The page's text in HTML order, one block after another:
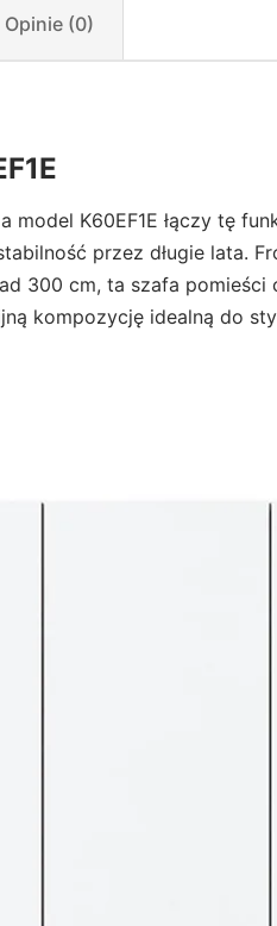
Opinie (0)
K60EF1E łączy tę
przez długie lata.
300 cm, ta szafa
kompozycję idealną do